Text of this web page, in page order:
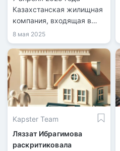
Казахстанская жилищная
компания, входящая в
состав холдинга
«Байтерек», объявила о
запуске новой ипотечной
программы под
названием «Орда Аймақ».
8 мая 2025
Kapster Team
Ляззат Ибрагимова
раскритиковала